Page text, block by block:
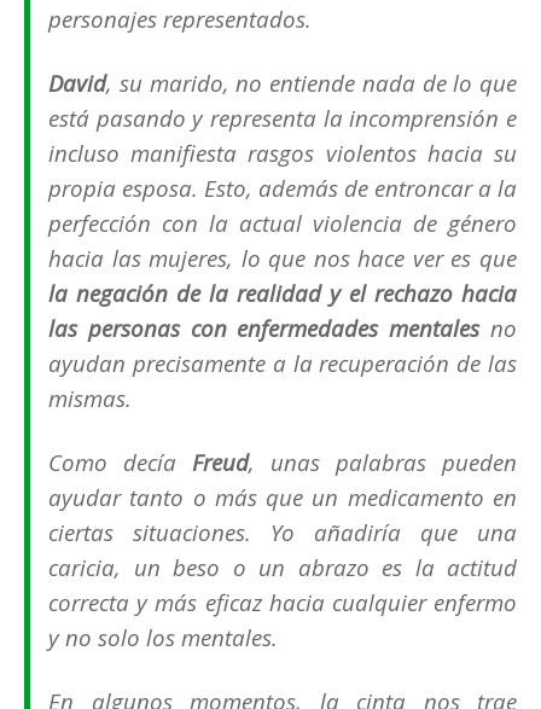
personajes representados.
David, su marido, no entiende nada de lo que
está pasando y representa la incomprensión e
incluso manifiesta rasgos violentos hacia su
propia esposa. Esto, además de entroncar a la
perfección con la actual violencia de género
hacia las mujeres, lo que nos hace ver es que
la negación de la realidad y el rechazo hacia
las personas con enfermedades mentalesno
ayudan precisamente a la recuperación de las
mismas.
Como decía Freud, unas palabras pueden
ayudar tanto o más que un medicamento en
ciertas situaciones. Yo añadiría que una
caricia, un beso o un abrazo es la actitud
correcta y más eficaz hacia cualquier enfermo
y no solo los mentales.
En algunos momentos, la cinta nos trae